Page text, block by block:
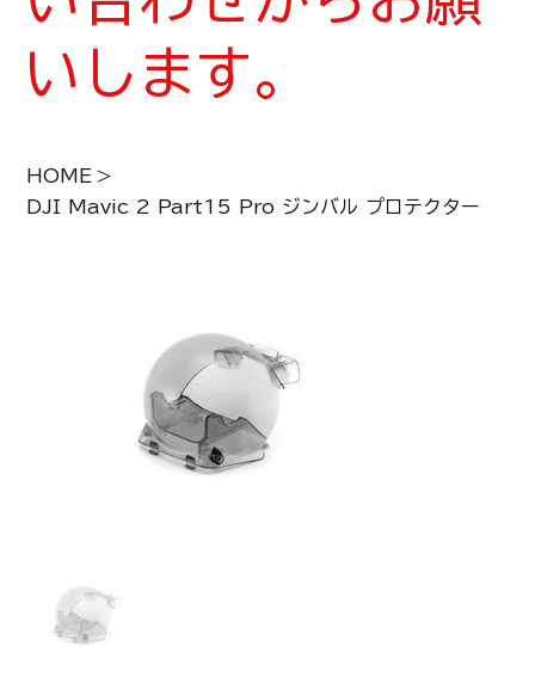
いします。
HOME >
DJI Mavic 2 Part15 Pro ジンバル プロテクター